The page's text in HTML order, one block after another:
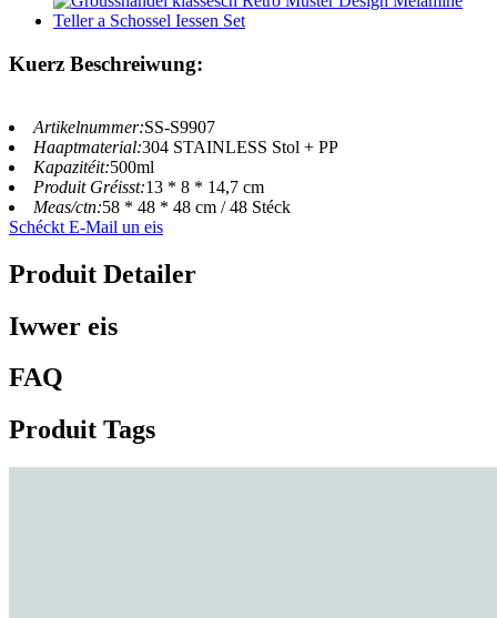
Kuerz Beschreiwung:
Artikelnummer:SS-S9907
Haaptmaterial:304 STAINLESS Stol + PP
Kapazitéit:500ml
Produit Gréisst:13 * 8 * 14,7 cm
Meas/ctn:58 * 48 * 48 cm / 48 Stéck
Schéckt E-Mail un eis
Produit Detailer
Iwwer eis
FAQ
Produit Tags